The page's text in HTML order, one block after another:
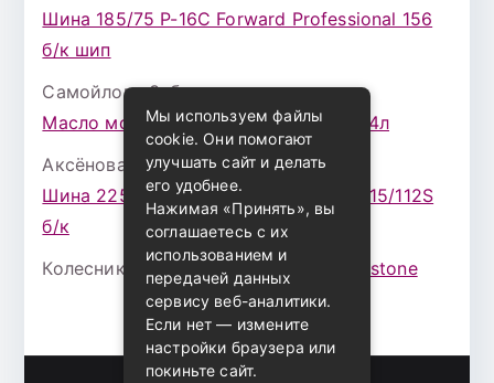
Шина 185/75 Р-16С Forward Professional 156
б/к шип
Самойлова Забавак записи
Масло моторное ZIC X7 (A+) 10W30 4л
Аксёнова Адельк записи
Шина 225/75 Р-16 Nokian Rotiva HT 115/112S
б/к
Колесникова Аурикак записи Bridgestone
Мы используем файлы
cookie. Они помогают
улучшать сайт и делать
его удобнее.
Нажимая «Принять», вы
соглашаетесь с их
использованием и
передачей данных
сервису веб-аналитики.
Если нет — измените
настройки браузера или
покиньте сайт.